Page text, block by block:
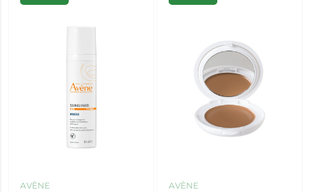
AVÈNE
AVÈNE